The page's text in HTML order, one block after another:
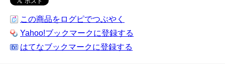
この商品をログピでつぶやく
Yahoo!ブックマークに登録する
はてなブックマークに登録する